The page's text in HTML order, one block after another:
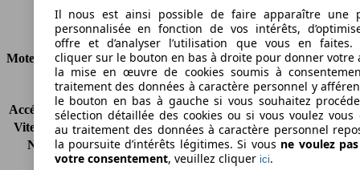
Consommation
Moteur et Puissance
KW (CH)
183 kW (250 PS)
Accélération (0-100 km/h) 7.3s
Vitesse maximale (km/h)
245 km/h
Nombre de vitesses
5
Couple
350 nm
Il nous est ainsi possible de faire apparaître une
personnalisée en fonction de vos intérêts,
offre et d’analyser l’utilisation que vous en faites.
cliquer sur le bouton en bas à droite pour donner votre
la mise en œuvre de cookies soumis à
traitement des données à caractère personnel y
le bouton en bas à gauche si vous souhaitez
sélection détaillée des cookies ou si vous voulez vous
au traitement des données à caractère personnel
la poursuite d’intérêts légitimes. Si vous ne voulez
votre consentement, veuillez cliquer ici.